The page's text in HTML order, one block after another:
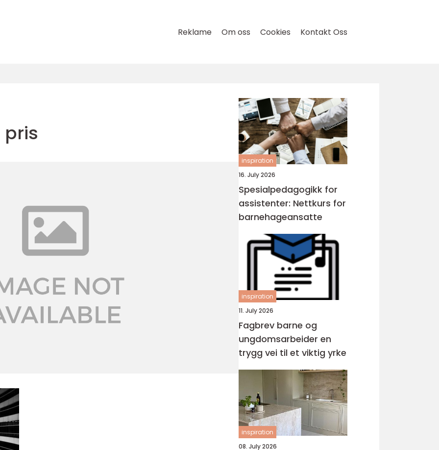
Reklame Om oss Cookies Kontakt Oss
inspiration
16. July 2026
Spesialpedagogikk for
assistenter: Nettkurs for
barnehageansatte
inspiration
11. July 2026
Fagbrev barne og
ungdomsarbeider en
trygg vei til et viktig yrke
inspiration
08. July 2026